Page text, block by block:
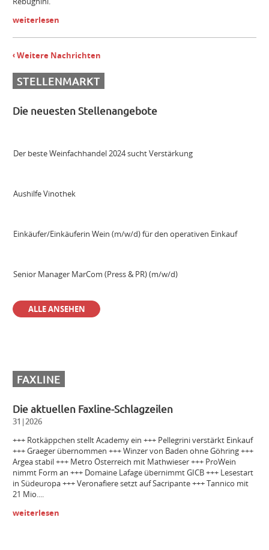
weiterlesen
Weitere Nachrichten
STELLENMARKT
Die neuesten Stellenangebote
Landmaschinenmechatroniker Weinbau (m/w/d)
Gebietsverkaufsleiter WEST (m/w/d)
Der beste Weinfachhandel 2024 sucht Verstärkung
Aushilfe Vinothek
Einkäufer/Einkäuferin Wein (m/w/d) für den operativen Einkauf
Senior Manager MarCom (Press & PR) (m/w/d)
Sales Manager & Brand Ambassador Premium Spirits (m/w/d)
Einkäuferin/Einkäufer Wein (m/w/d) für den operativen Einkauf
Bezirksleiter / Handelsagentur (m/w/d) Gebiet Württemberg
Winzer m/w/d
ALLE ANSEHEN
FAXLINE
Die aktuellen Faxline-Schlagzeilen
31|2026
+++ Rotkäppchen stellt Academy ein +++ Pellegrini verstärkt Einkauf
+++ Graeger übernommen +++ Winzer von Baden ohne Göhring +++
Argea stabil +++ Metro Österreich mit Mathwieser +++ ProWein
nimmt Form an +++ Domaine Lafage übernimmt GICB +++ Lesestart
in Südeuropa +++ Veronafiere setzt auf Sacripante +++ Tannico mit
21 Mio....
weiterlesen